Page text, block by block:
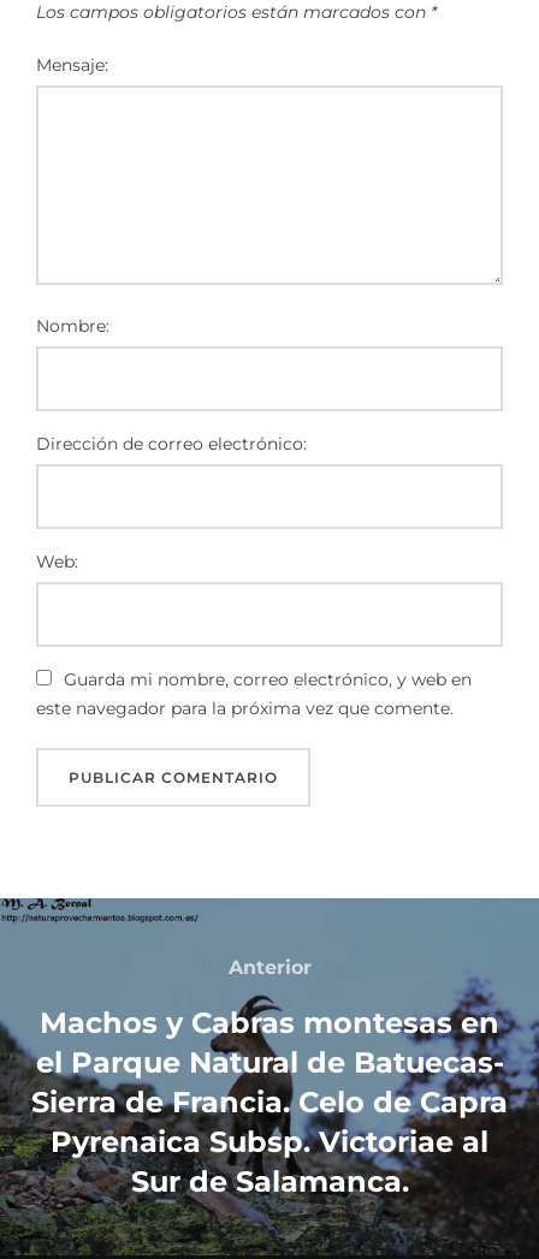
Los campos obligatorios están marcados con *
Mensaje:
Nombre:
Dirección de correo electrónico:
Web:
Guarda mi nombre, correo electrónico, y web en
este navegador para la próxima vez que comente.
Anterior
Machos y Cabras montesas en
el Parque Natural de Batuecas-
Sierra de Francia. Celo de Capra
Pyrenaica Subsp. Victoriae al
Sur de Salamanca.